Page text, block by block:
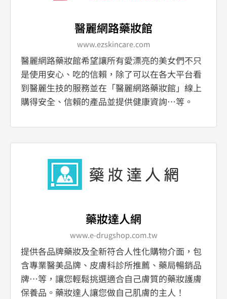
醫麗網路藥妝館
www.ezskincare.com
醫麗網路藥妝館希望讓所有愛漂亮的美女們不只
是使用安心、吃的信賴，除了可以在各大平台看
到醫麗生技的服務並在「醫麗網路藥妝館」線上
購得安全、信賴的產品並提供健康資詢…等。
藥妝達人網
www.e-drugshop.com.tw
提供各品牌藥妝及全新符合人性化購物介面，包
含專業醫美品牌、皮膚科診所推薦、藥局暢銷品
牌…等，讓您輕鬆挑選適合自己膚質的藥妝護膚
保養品。藥妝達人讓您做自己肌膚的主人！